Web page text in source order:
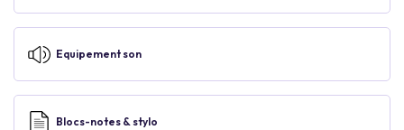
Equipement son
Blocs-notes & stylo